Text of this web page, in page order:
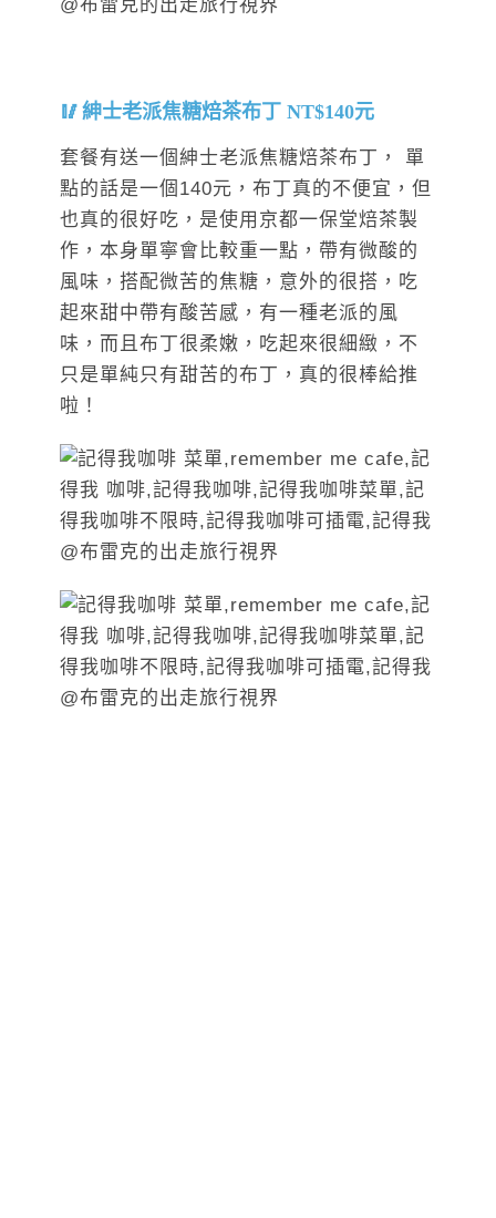
紳士老派焦糖焙茶布丁 NT$140元
套餐有送一個紳士老派焦糖焙茶布丁， 單
點的話是一個140元，布丁真的不便宜，但
也真的很好吃，是使用京都一保堂焙茶製
作，本身單寧會比較重一點，帶有微酸的
風味，搭配微苦的焦糖，意外的很搭，吃
起來甜中帶有酸苦感，有一種老派的風
味，而且布丁很柔嫩，吃起來很細緻，不
只是單純只有甜苦的布丁，真的很棒給推
啦！